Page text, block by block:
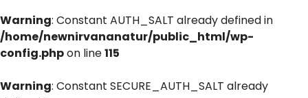
Warning: Constant AUTH_SALT already defined in
/home/newnirvananatur/public_html/wp-
config.phpon line115
Warning: Constant SECURE_AUTH_SALT already